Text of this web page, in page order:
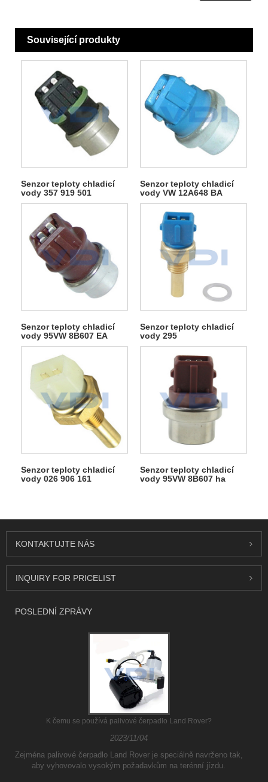
Související produkty
Senzor teploty chladicí
vody 357 919 501
Senzor teploty chladicí
vody VW 12A648 BA
Senzor teploty chladicí
vody 95VW 8B607 EA
Senzor teploty chladicí
vody 295
Senzor teploty chladicí
vody 026 906 161
Senzor teploty chladicí
vody 95VW 8B607 ha
KONTAKTUJTE NÁS
INQUIRY FOR PRICELIST
POSLEDNÍ ZPRÁVY
K čemu se používá palivové čerpadlo Land Rover?
2023/11/04
Zejména palivové čerpadlo Land Rover je speciálně navrženo tak,
aby vyhovovalo vysokým požadavkům na terénní jízdu.